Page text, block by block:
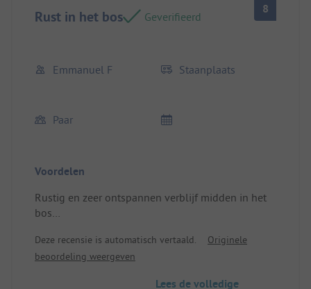
Rust in het bos Geverifieerd
8
Emmanuel F Staanplaats
Paar
Voordelen
Rustig en zeer ontspannen verblijf midden in het
bos
Deze recensie is automatisch vertaald.
Originele
beoordeling weergeven
Lees de volledige